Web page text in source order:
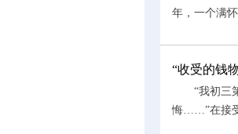
年，一个满
“收受的钱
“我初三第
悔……”在接